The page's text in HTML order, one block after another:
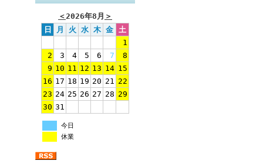
＜2026年8月 ＞
日
月 火 水 木 金 土
1
2
3 4 5 6 7
8
9 10 11 12 13 14 15
16 17 18 19 20 21 22
23 24 25 26 27 28 29
30 31
今日
休業